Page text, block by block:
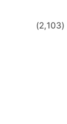
(2,103)